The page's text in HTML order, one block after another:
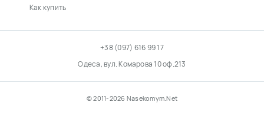
Как купить
+38 (097) 616 99 17
Одеса, вул. Комарова 10 оф.213
© 2011-2026 Nasekomym.Net